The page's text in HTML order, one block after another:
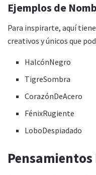
Ejemplos de
Para inspirarte, aquí
creativos y únicos que
HalcónNegro
TigreSombra
CorazónDeAcero
FénixRugiente
LoboDespiadado
Pensamientos